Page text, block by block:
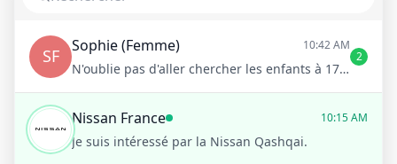
SF Sophie (Femme) 10:42 AM
N'oublie pas d'aller chercher les enfants à 17h !
2
Nissan France 10:15 AM
Je suis intéressé par la Nissan Qashqai.